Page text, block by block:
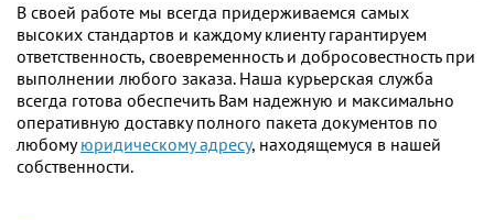
В своей работе мы всегда придерживаемся самых
высоких стандартов и каждому клиенту гарантируем
ответственность, своевременность и добросовестность при
выполнении любого заказа. Наша курьерская служба
всегда готова обеспечить Вам надежную и максимально
оперативную доставку полного пакета документов по
любомуюридическому адресу, находящемуся в нашей
собственности.